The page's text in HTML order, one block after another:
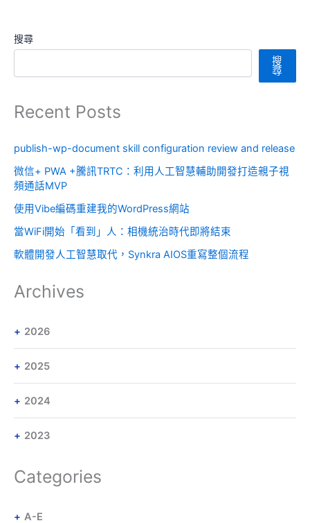
搜尋
搜
尋
Recent Posts
publish-wp-document skill configuration review and release
微信+ PWA +騰訊TRTC：利用人工智慧輔助開發打造親子視
頻通話MVP
使用Vibe編碼重建我的WordPress網站
當WiFi開始「看到」人：相機統治時代即將結束
軟體開發人工智慧取代，Synkra AIOS重寫整個流程
Archives
2026
2025
2024
2023
Categories
A-E